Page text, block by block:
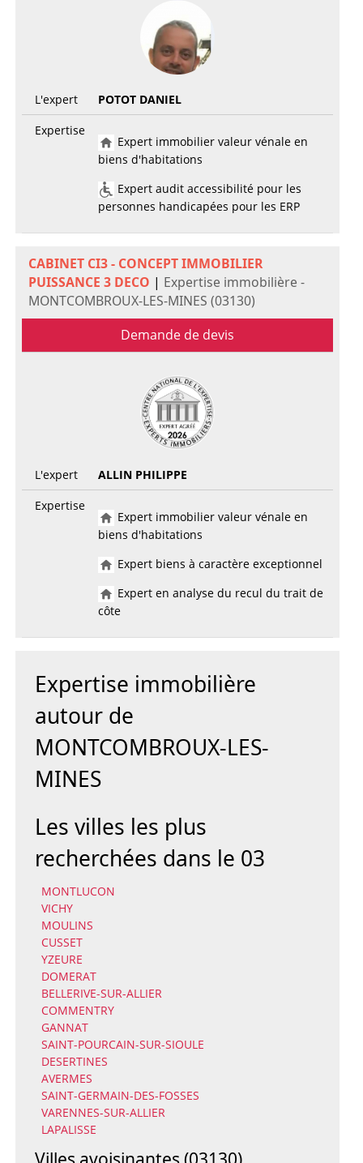
L'expert
POTOT DANIEL
Expertise
Expert immobilier valeur vénale en
biens d'habitations
Expert audit accessibilité pour les
personnes handicapées pour les ERP
CABINET CI3 - CONCEPT IMMOBILIER
PUISSANCE 3 DECO | Expertise immobilière -
MONTCOMBROUX-LES-MINES (03130)
Demande de devis
L'expert
ALLIN PHILIPPE
Expertise
Expert immobilier valeur vénale en
biens d'habitations
Expert biens à caractère exceptionnel
Expert en analyse du recul du trait de
côte
Expertise immobilière
autour de
MONTCOMBROUX-LES-
MINES
Les villes les plus
recherchées dans le 03
MONTLUCON
VICHY
MOULINS
CUSSET
YZEURE
DOMERAT
BELLERIVE-SUR-ALLIER
COMMENTRY
GANNAT
SAINT-POURCAIN-SUR-SIOULE
DESERTINES
AVERMES
SAINT-GERMAIN-DES-FOSSES
VARENNES-SUR-ALLIER
LAPALISSE